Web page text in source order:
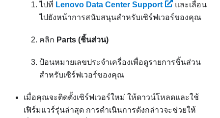
ไปที่ Lenovo Data Center Support
และเลื่อน
ไปยังหน้าการสนับสนุนสำหรับเซิร์ฟเวอร์ของคุณ
คลิก Parts (ชิ้นส่วน)
ป้อนหมายเลขประจำเครื่องเพื่อดูรายการชิ้นส่วน
สำหรับเซิร์ฟเวอร์ของคุณ
เมื่อคุณจะติดตั้งเซิร์ฟเวอร์ใหม่ ให้ดาวน์โหลดและใช้
เฟิร์มแวร์รุ่นล่าสุด การดำเนินการดังกล่าวจะช่วยให้